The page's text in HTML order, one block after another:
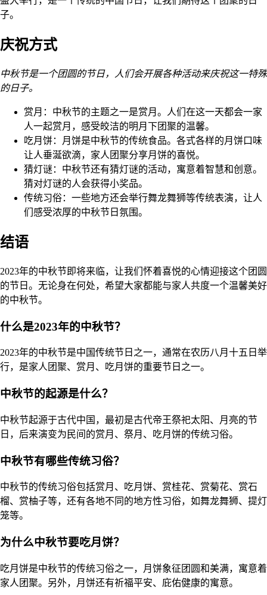
子。
庆祝方式
中秋节是一个团圆的节日，人们会开展各种活动来庆祝这一特殊
的日子。
赏月：中秋节的主题之一是赏月。人们在这一天都会一家
人一起赏月，感受皎洁的明月下团聚的温馨。
吃月饼：月饼是中秋节的传统食品。各式各样的月饼口味
让人垂涎欲滴，家人团聚分享月饼的喜悦。
猜灯谜：中秋节还有猜灯谜的活动，寓意着智慧和创意。
猜对灯谜的人会获得小奖品。
传统习俗：一些地方还会举行舞龙舞狮等传统表演，让人
们感受浓厚的中秋节日氛围。
结语
2023年的中秋节即将来临，让我们怀着喜悦的心情迎接这个团圆
的节日。无论身在何处，希望大家都能与家人共度一个温馨美好
的中秋节。
什么是2023年的中秋节？
2023年的中秋节是中国传统节日之一，通常在农历八月十五日举
行，是家人团聚、赏月、吃月饼的重要节日之一。
中秋节的起源是什么？
中秋节起源于古代中国，最初是古代帝王祭祀太阳、月亮的节
日，后来演变为民间的赏月、祭月、吃月饼的传统习俗。
中秋节有哪些传统习俗？
中秋节的传统习俗包括赏月、吃月饼、赏桂花、赏菊花、赏石
榴、赏柚子等，还有各地不同的地方性习俗，如舞龙舞狮、提灯
笼等。
为什么中秋节要吃月饼？
吃月饼是中秋节的传统习俗之一，月饼象征团圆和美满，寓意着
家人团聚。另外，月饼还有祈福平安、庇佑健康的寓意。